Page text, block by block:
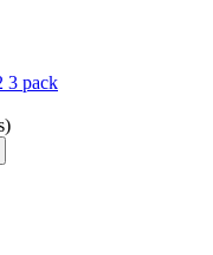
3 pack